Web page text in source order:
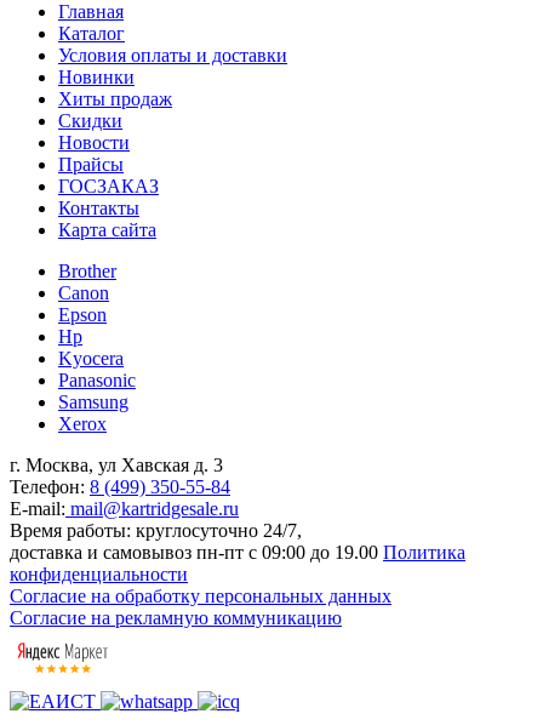
Главная
Каталог
Условия оплаты и доставки
Новинки
Хиты продаж
Скидки
Новости
Прайсы
ГОСЗАКАЗ
Контакты
Карта сайта
Brother
Canon
Epson
Hp
Kyocera
Panasonic
Samsung
Xerox
г. Москва, ул Хавская д. 3
Телефон: 8 (499) 350-55-84
E-mail: mail@kartridgesale.ru
Время работы: круглосуточно 24/7,
доставка и самовывоз пн-пт с 09:00 до 19.00 Политика
конфиденциальности
Согласие на обработку персональных данных
Согласие на рекламную коммуникацию